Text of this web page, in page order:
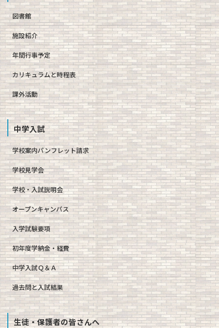
図書館
施設紹介
年間行事予定
カリキュラムと時程表
課外活動
中学入試
学校案内パンフレット請求
学校見学会
学校・入試説明会
オープンキャンパス
入学試験要項
初年度学納金・経費
中学入試Ｑ＆Ａ
過去問と入試結果
生徒・保護者の皆さんへ